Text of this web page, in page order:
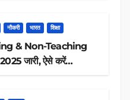
नौकरी भारत शिक्षा
& Non-Teaching
जारी, ऐसे करें